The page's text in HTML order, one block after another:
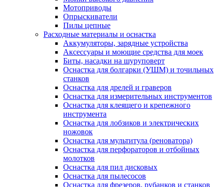
Мотоприводы
Опрыскиватели
Пилы цепные
Расходные материалы и оснастка
Аккумуляторы, зарядные устройства
Аксессуары и моющие средства для моек
Биты, насадки на шуруповерт
Оснастка для болгарки (УШМ) и точильных
станков
Оснастка для дрелей и граверов
Оснастка для измерительных инструментов
Оснастка для клеящего и крепежного
инструмента
Оснастка для лобзиков и электрических
ножовок
Оснастка для мультитула (реноватора)
Оснастка для перфораторов и отбойных
молотков
Оснастка для пил дисковых
Оснастка для пылесосов
Оснастка для фрезеров, рубанков и станков